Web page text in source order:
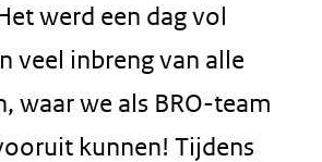
werd een dag vol
veel inbreng van alle
waar we als BRO-team
kunnen! Tijdens